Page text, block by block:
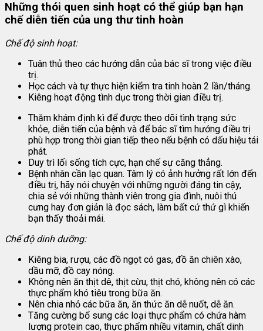
Những thói quen sinh hoạt có thể giúp bạn hạn
chế diễn tiến của ung thư tinh hoàn
Chế độ sinh hoạt:
Tuân thủ theo các hướng dẫn của bác sĩ trong việc điều
trị.
Học cách và tự thực hiện kiểm tra tinh hoàn 2 lần/tháng.
Kiêng hoạt động tình dục trong thời gian điều trị.
Thăm khám định kì để được theo dõi tình trạng sức
khỏe, diễn tiến của bệnh và để bác sĩ tìm hướng điều trị
phù hợp trong thời gian tiếp theo nếu bệnh có dấu hiệu tái
phát.
Duy trì lối sống tích cực, hạn chế sự căng thẳng.
Bệnh nhân cần lạc quan. Tâm lý có ảnh hưởng rất lớn đến
điều trị, hãy nói chuyện với những người đáng tin cậy,
chia sẻ với những thành viên trong gia đình, nuôi thú
cưng hay đơn giản là đọc sách, làm bất cứ thứ gì khiến
bạn thấy thoải mái.
Chế độ dinh dưỡng:
Kiêng bia, rượu, các đồ ngọt có gas, đồ ăn chiên xào,
dầu mỡ, đồ cay nóng.
Không nên ăn thịt dê, thịt cừu, thịt chó, không nên có các
thực phẩm khó tiêu trong bữa ăn.
Nên chia nhỏ các bữa ăn, ăn thức ăn dễ nuốt, dễ ăn.
Tăng cường bổ sung các loại thực phẩm có chứa hàm
lượng protein cao, thực phẩm nhiều vitamin, chất dinh